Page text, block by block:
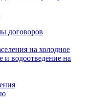
договоров
на холодное
и водоотведение на